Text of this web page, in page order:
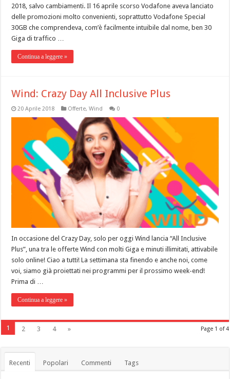
2018, salvo cambiamenti. Il 16 aprile scorso Vodafone aveva lanciato
delle promozioni molto convenienti, soprattutto Vodafone Special
30GB che comprendeva, com’è facilmente intuibile dal nome, ben 30
Giga di traffico …
Continua a leggere »
Wind: Crazy Day All Inclusive Plus
20 Aprile 2018 Offerte,Wind 0
In occasione del Crazy Day, solo per oggi Wind lancia “All Inclusive
Plus”, una tra le offerte Wind con molti Giga e minuti illimitati, attivabile
solo online! Ciao a tutti! La settimana sta finendo e anche noi, come
voi, siamo già proiettati nei programmi per il prossimo week-end!
Prima di …
Continua a leggere »
Page 1 of 4
1 2 3 4 »
Recenti Popolari Commenti Tags